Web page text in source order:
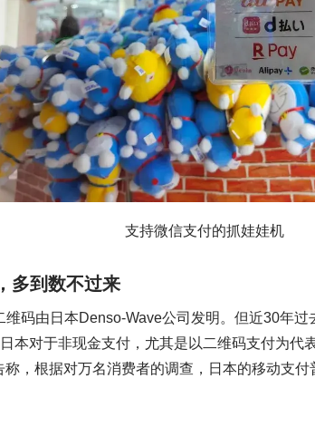
支持微信支付的抓娃娃机
多到数不过来
码由日本Denso-Wave公司发明。但近30年
本对于非现金支付，尤其是以二维码支付为代
，根据对万名消费者的调查，日本的移动支